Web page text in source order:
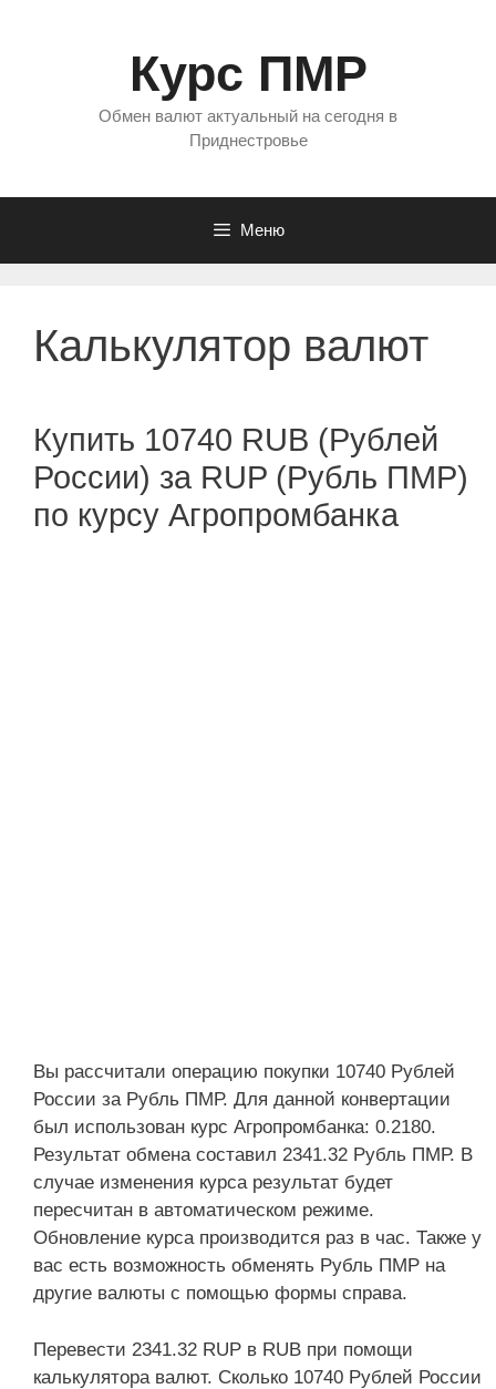
Курс ПМР
Обмен валют актуальный на сегодня в
Приднестровье
Меню
Калькулятор валют
Купить 10740 RUB (Рублей
России) за RUP (Рубль ПМР)
по курсу Агропромбанка
Вы рассчитали операцию покупки 10740 Рублей
России за Рубль ПМР. Для данной конвертации
был использован курс Агропромбанка: 0.2180.
Результат обмена составил 2341.32 Рубль ПМР. В
случае изменения курса результат будет
пересчитан в автоматическом режиме.
Обновление курса производится раз в час. Также у
вас есть возможность обменять Рубль ПМР на
другие валюты с помощью формы справа.
Перевести 2341.32 RUP в RUB при помощи
калькулятора валют. Сколько 10740 Рублей России